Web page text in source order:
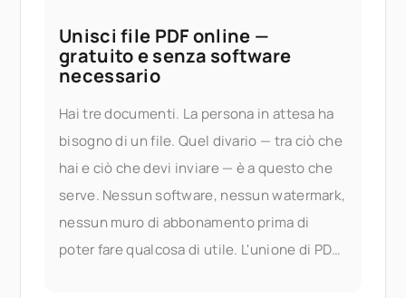
Unisci file PDF online —
gratuito e senza software
necessario
Hai tre documenti. La persona in attesa ha
bisogno di un file. Quel divario — tra ciò che
hai e ciò che devi inviare — è a questo che
serve. Nessun software, nessun watermark,
nessun muro di abbonamento prima di
poter fare qualcosa di utile. L'unione di PDF